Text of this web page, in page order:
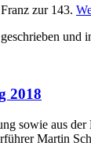
zur 143.
geschrieben und
2018
sowie aus
Martin